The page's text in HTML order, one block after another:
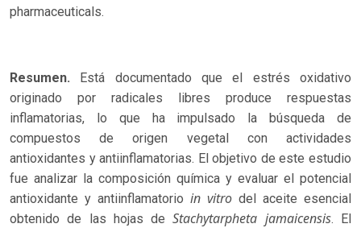
pharmaceuticals.
Resumen. Está documentado que el estrés oxidativo
originado por radicales libres produce respuestas
inflamatorias, lo que ha impulsado la búsqueda de
compuestos de origen vegetal con actividades
antioxidantes y antiinflamatorias. El objetivo de este estudio
fue analizar la composición química y evaluar el potencial
antioxidante y antiinflamatorio in vitro del aceite esencial
obtenido de las hojas deStachytarpheta jamaicensis. El